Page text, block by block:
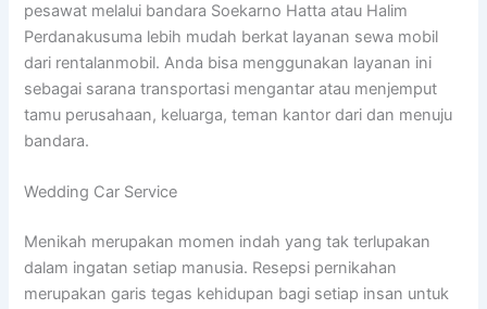
pesawat melalui bandara Soekarno Hatta atau Halim
Perdanakusuma lebih mudah berkat layanan sewa mobil
dari rentalanmobil. Anda bisa menggunakan layanan ini
sebagai sarana transportasi mengantar atau menjemput
tamu perusahaan, keluarga, teman kantor dari dan menuju
bandara.
Wedding Car Service
Menikah merupakan momen indah yang tak terlupakan
dalam ingatan setiap manusia. Resepsi pernikahan
merupakan garis tegas kehidupan bagi setiap insan untuk